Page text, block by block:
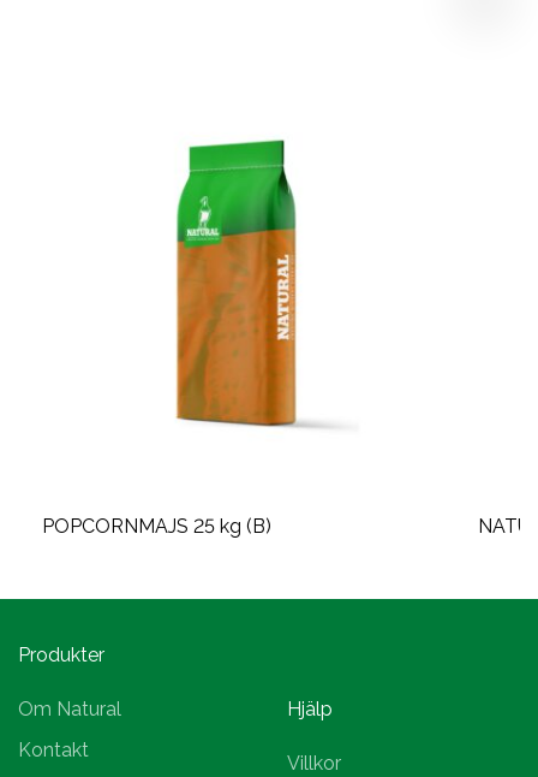
POPCORNMAJS 25 kg (B)
Produkter
Om Natural
Kontakt
Hjälp
Villkor